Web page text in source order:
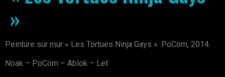
»
Peinture sur mur « Les Tortues Ninja Gays ». PöCöm, 2014.
Noak – PöCöm – Ablok – Let